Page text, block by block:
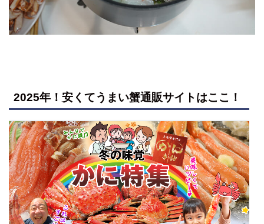
2025年！安くてうまい蟹通販サイトはここ！